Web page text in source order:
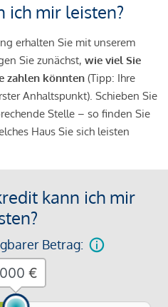
ich mir leisten?
erhalten Sie mit unserem
Sie zunächst, wie viel Sie
zahlen könnten (Tipp: Ihre
Anhaltspunkt). Schieben Sie
Stelle – so finden Sie
Haus Sie sich leisten
kann ich mir
Betrag:
€